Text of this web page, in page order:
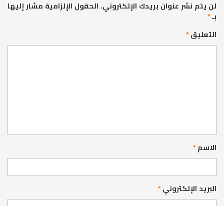
لن يتم نشر عنوان بريدك الإلكتروني. الحقول الإلزامية مشار إليها
بـ*
التعليق*
الاسم*
البريد الإلكتروني*